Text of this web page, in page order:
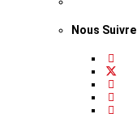
Nous Suivre